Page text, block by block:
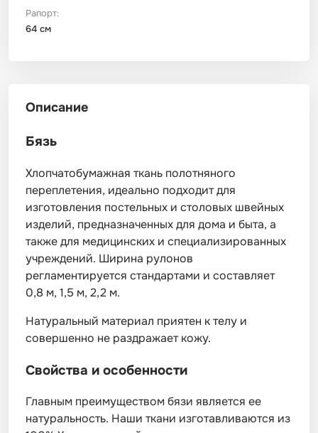
Рапорт:
64 см
Описание
Бязь
Хлопчатобумажная ткань полотняного
переплетения, идеально подходит для
изготовления постельных и столовых швейных
изделий, предназначенных для дома и быта, а
также для медицинских и специализированных
учреждений. Ширина рулонов
регламентируется стандартами и составляет
0,8 м, 1,5 м, 2,2 м.
Натуральный материал приятен к телу и
совершенно не раздражает кожу.
Свойства и особенности
Главным преимуществом бязи является ее
натуральность. Наши ткани изготавливаются из